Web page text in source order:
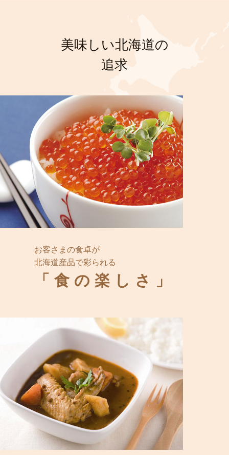
美味しい北海道の
追求
お客さまの食卓が
北海道産品で彩られる
「食の楽しさ」